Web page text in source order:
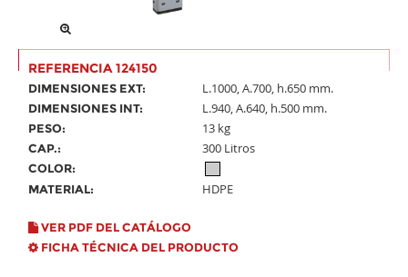
REFERENCIA 124150
DIMENSIONES EXT: L.1000, A.700, h.650 mm.
DIMENSIONES INT: L.940, A.640, h.500 mm.
PESO: 13 kg
CAP.: 300 Litros
COLOR:
MATERIAL:
HDPE
VER PDF DEL CATÁLOGO
FICHA TÉCNICA DEL PRODUCTO